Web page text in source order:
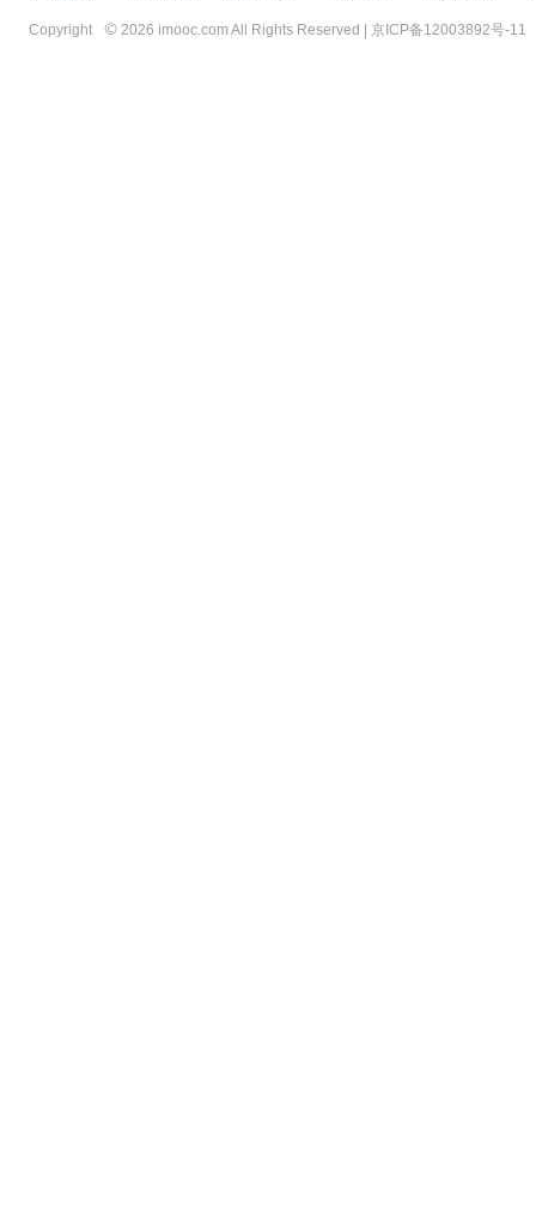
Copyright 2026 imooc.com All Rights Reserved | 京ICP备12003892号-11